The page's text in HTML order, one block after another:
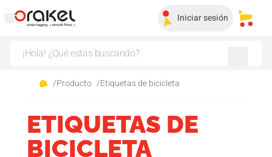
Iniciar sesión Mis
/Producto /Etiquetas de bicicleta
ETIQUETAS DE
BICICLETA